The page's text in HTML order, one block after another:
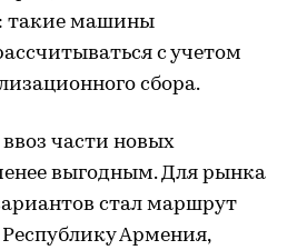
такие машины
с учетом
сбора.
части новых
выгодным. Для рынка
стал маршрут
Армения,